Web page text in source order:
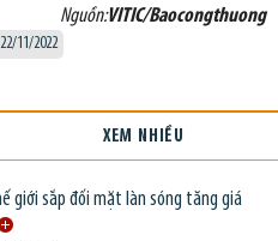
Nguồn:VITIC/Baocongthuong
11/2022
XEM NHIỀU
giới sắp đối mặt làn sóng tăng giá